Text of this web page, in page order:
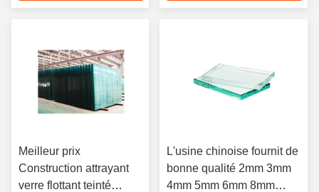
Meilleur prix
Construction attrayant
verre flottant teinté
L'usine chinoise fournit de
bonne qualité 2mm 3mm
4mm 5mm 6mm 8mm